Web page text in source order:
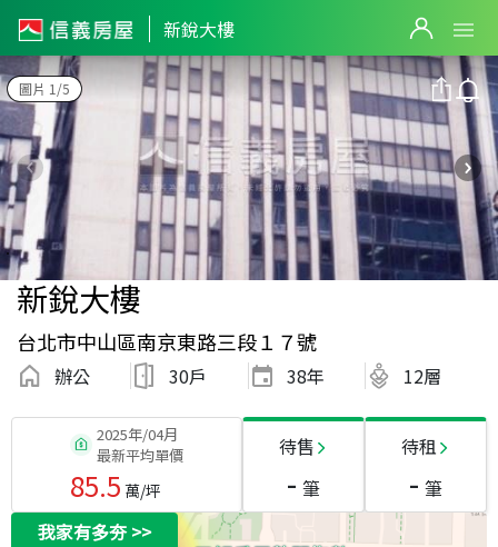
新銳大樓
圖片 1/5
新銳大樓
台北市中山區南京東路三段１７號
辦公 30戶 38年 12層
2025年/04月
最新平均單價
85.5 萬/坪
待售
- 筆
待租
- 筆
我家有多夯>>